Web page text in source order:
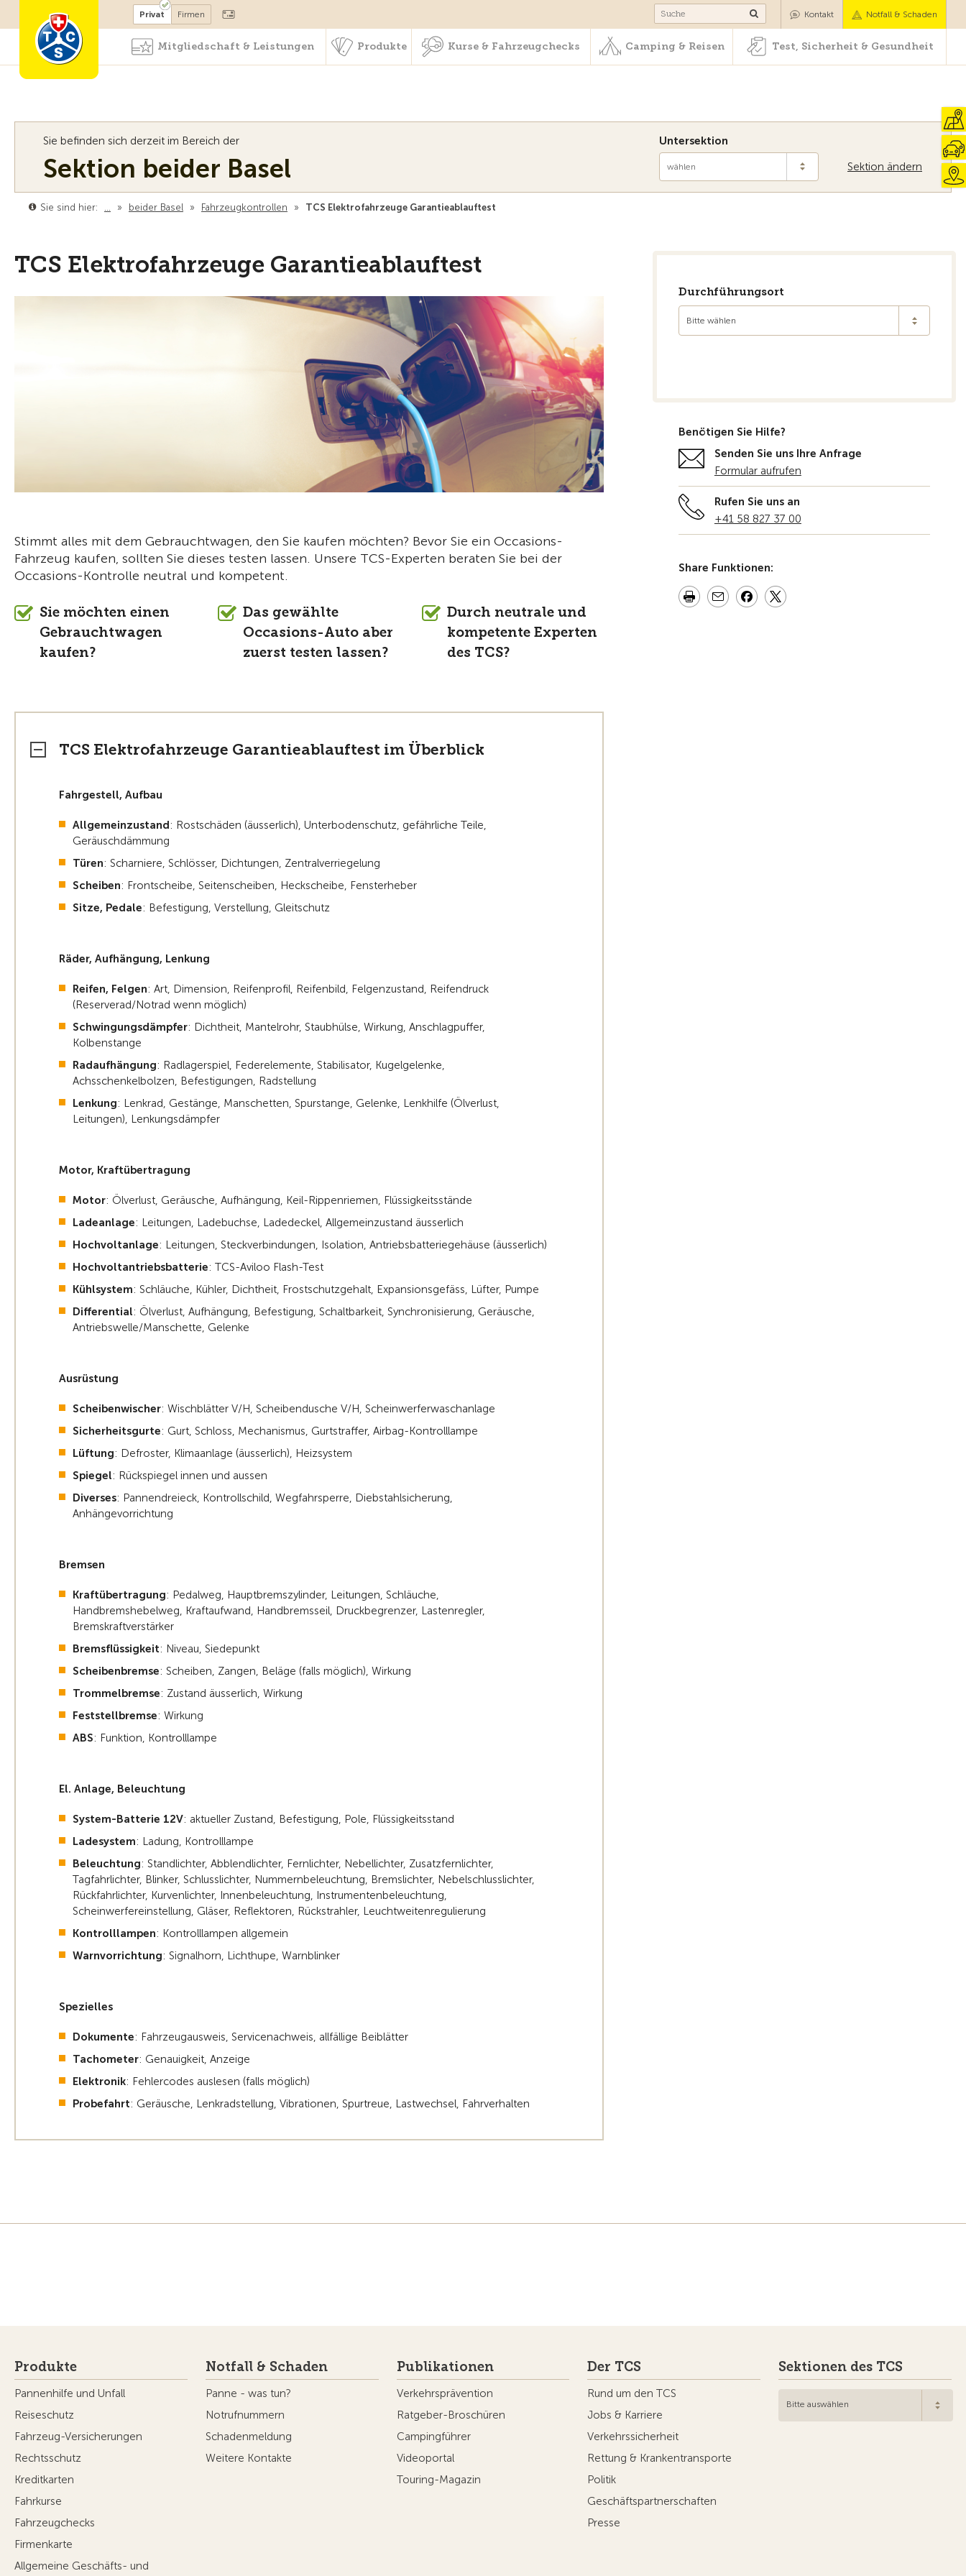
Mitglied werden Camping & Reisen Test, Sicherheit & Gesundheit
Privat Firmen Kontakt Notfall & Schaden
Mitgliedschaft & Leistungen Produkte Kurse & Fahrzeugchecks Camping & Reisen Test, Sicherheit & Gesundheit
Sie befinden sich derzeit im Bereich der
Sektion beider Basel Sektion ändern
Untersektion
wählen
Sie sind hier: … » beider Basel » Fahrzeugkontrollen » TCS Elektrofahrzeuge Garantieablauftest
TCS Elektrofahrzeuge Garantieablauftest
Stimmt alles mit dem Gebrauchtwagen, den Sie kaufen möchten? Bevor Sie ein Occasions-
Fahrzeug kaufen, sollten Sie dieses testen lassen. Unsere TCS-Experten beraten Sie bei der
Occasions-Kontrolle neutral und kompetent.
Sie möchten einen
Gebrauchtwagen
kaufen?
Das gewählte
Occasions-Auto aber
zuerst testen lassen?
Durch neutrale und
kompetente Experten
des TCS?
TCS Elektrofahrzeuge Garantieablauftest im Überblick
Fahrgestell, Aufbau
Allgemeinzustand: Rostschäden (äusserlich), Unterbodenschutz, gefährliche Teile,
Geräuschdämmung
Türen: Scharniere, Schlösser, Dichtungen, Zentralverriegelung
Scheiben: Frontscheibe, Seitenscheiben, Heckscheibe, Fensterheber
Sitze, Pedale: Befestigung, Verstellung, Gleitschutz
Räder, Aufhängung, Lenkung
Reifen, Felgen: Art, Dimension, Reifenprofil, Reifenbild, Felgenzustand, Reifendruck
(Reserverad/Notrad wenn möglich)
Schwingungsdämpfer: Dichtheit, Mantelrohr, Staubhülse, Wirkung, Anschlagpuffer,
Kolbenstange
Radaufhängung: Radlagerspiel, Federelemente, Stabilisator, Kugelgelenke,
Achsschenkelbolzen, Befestigungen, Radstellung
Lenkung: Lenkrad, Gestänge, Manschetten, Spurstange, Gelenke, Lenkhilfe (Ölverlust,
Leitungen), Lenkungsdämpfer
Motor, Kraftübertragung
Motor: Ölverlust, Geräusche, Aufhängung, Keil-Rippenriemen, Flüssigkeitsstände
Ladeanlage: Leitungen, Ladebuchse, Ladedeckel, Allgemeinzustand äusserlich
Hochvoltanlage: Leitungen, Steckverbindungen, Isolation, Antriebsbatteriegehäuse (äusserlich)
Hochvoltantriebsbatterie: TCS-Aviloo Flash-Test
Kühlsystem: Schläuche, Kühler, Dichtheit, Frostschutzgehalt, Expansionsgefäss, Lüfter, Pumpe
Differential: Ölverlust, Aufhängung, Befestigung, Schaltbarkeit, Synchronisierung, Geräusche,
Antriebswelle/Manschette, Gelenke
Ausrüstung
Scheibenwischer: Wischblätter V/H, Scheibendusche V/H, Scheinwerferwaschanlage
Sicherheitsgurte: Gurt, Schloss, Mechanismus, Gurtstraffer, Airbag-Kontrolllampe
Lüftung: Defroster, Klimaanlage (äusserlich), Heizsystem
Spiegel: Rückspiegel innen und aussen
Diverses: Pannendreieck, Kontrollschild, Wegfahrsperre, Diebstahlsicherung,
Anhängevorrichtung
Bremsen
Kraftübertragung: Pedalweg, Hauptbremszylinder, Leitungen, Schläuche,
Handbremshebelweg, Kraftaufwand, Handbremsseil, Druckbegrenzer, Lastenregler,
Bremskraftverstärker
Bremsflüssigkeit: Niveau, Siedepunkt
Scheibenbremse: Scheiben, Zangen, Beläge (falls möglich), Wirkung
Trommelbremse: Zustand äusserlich, Wirkung
Feststellbremse: Wirkung
ABS: Funktion, Kontrolllampe
El. Anlage, Beleuchtung
System-Batterie 12V: aktueller Zustand, Befestigung, Pole, Flüssigkeitsstand
Ladesystem: Ladung, Kontrolllampe
Beleuchtung: Standlichter, Abblendlichter, Fernlichter, Nebellichter, Zusatzfernlichter,
Tagfahrlichter, Blinker, Schlusslichter, Nummernbeleuchtung, Bremslichter, Nebelschlusslichter,
Rückfahrlichter, Kurvenlichter, Innenbeleuchtung, Instrumentenbeleuchtung,
Scheinwerfereinstellung, Gläser, Reflektoren, Rückstrahler, Leuchtweitenregulierung
Kontrolllampen: Kontrolllampen allgemein
Warnvorrichtung: Signalhorn, Lichthupe, Warnblinker
Spezielles
Dokumente: Fahrzeugausweis, Servicenachweis, allfällige Beiblätter
Tachometer: Genauigkeit, Anzeige
Elektronik: Fehlercodes auslesen (falls möglich)
Probefahrt: Geräusche, Lenkradstellung, Vibrationen, Spurtreue, Lastwechsel, Fahrverhalten
Durchführungsort
Bitte wählen
Benötigen Sie Hilfe?
Senden Sie uns Ihre Anfrage
Formular aufrufen
Rufen Sie uns an
+41 58 827 37 00
Share Funktionen:
Produkte
Pannenhilfe und Unfall
Reiseschutz
Fahrzeug-Versicherungen
Rechtsschutz
Kreditkarten
Fahrkurse
Fahrzeugchecks
Firmenkarte
Allgemeine Geschäfts- und
Notfall & Schaden
Panne - was tun?
Notrufnummern
Schadenmeldung
Weitere Kontakte
Publikationen
Verkehrsprävention
Ratgeber-Broschüren
Campingführer
Videoportal
Touring-Magazin
Der TCS
Rund um den TCS
Jobs & Karriere
Verkehrssicherheit
Rettung & Krankentransporte
Politik
Geschäftspartnerschaften
Presse
Sektionen des TCS
Bitte auswählen